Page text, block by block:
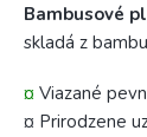
Bambusové
skladá z
¤ Viazané
¤ Prirodzene